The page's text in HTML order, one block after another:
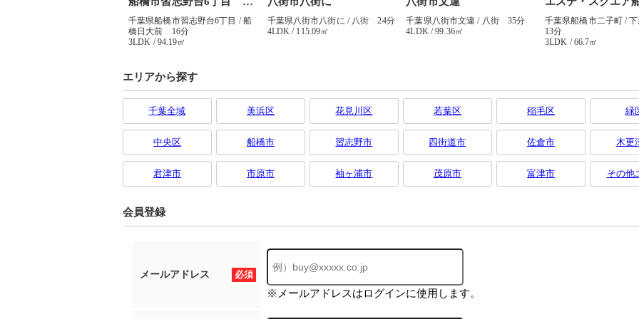
エリアから探す
千葉全域 美浜区 花見川区 若葉区 稲毛区 緑
中央区 船橋市 習志野市 四街道市 佐倉市 木更
君津市 市原市 袖ヶ浦市 茂原市 富津市 その他
会員登録
必須
メールアドレス
※メールアドレスはログインに使用します。